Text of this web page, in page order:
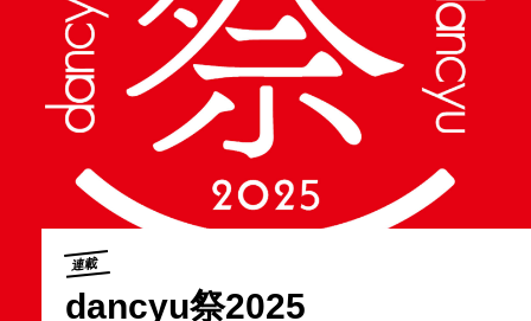
連載
dancyu祭2025